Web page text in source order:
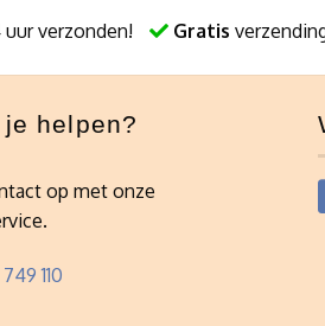
verzonden! Gratis
helpen?
op met onze
749 110